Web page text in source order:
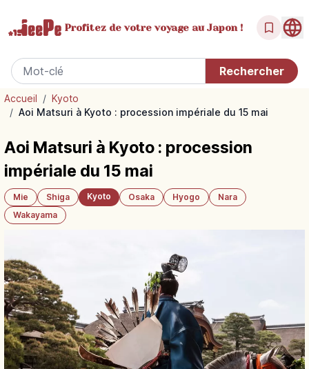
Profitez de votrevoyage au Japon !
Accueil / Kyoto
/ Aoi Matsuri à Kyoto : procession impériale du 15 mai
Aoi Matsuri à Kyoto : procession
impériale du 15 mai
Mie Shiga Kyoto Osaka Hyogo
Nara
Wakayama